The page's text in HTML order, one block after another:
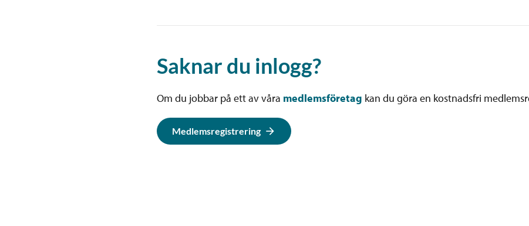
Saknar du inlogg?
Om du jobbar på ett av våra medlemsföretag kan du göra en kostnadsfri
Medlemsregistrering